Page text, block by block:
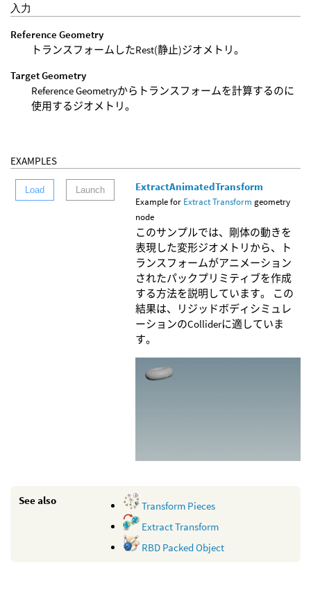
入力
Reference Geometry
トランスフォームしたRest(静止)ジオメトリ。
Target Geometry
Reference Geometryからトランスフォームを計算するのに
使用するジオメトリ。
EXAMPLES
Load Launch ExtractAnimatedTransform
Example for Extract Transform geometry
node
このサンプルでは、剛体の動きを
表現した変形ジオメトリから、ト
ランスフォームがアニメーション
されたパックプリミティブを作成
する方法を説明しています。 この
結果は、リジッドボディシミュレ
ーションのColliderに適していま
す。
See also
Transform Pieces
Extract Transform
RBD Packed Object